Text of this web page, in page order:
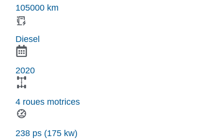
105000 km
Diesel
2020
4 roues motrices
238 ps (175 kw)